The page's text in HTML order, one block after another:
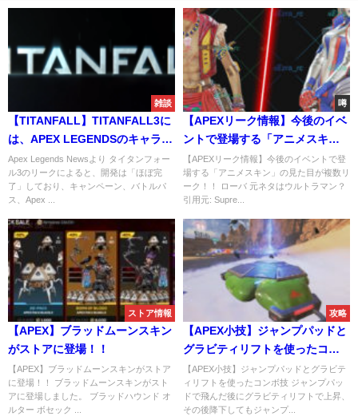
雑談
【TITANFALL】TITANFALL3に
は、APEX LEGENDSのキャラク
ターが登場！来年サービス開
始！？
Apex Legends Newsより タイタンフォー
ル3のリークによると、開発は「ほぼ完
了」しており、キャンペーン、バトルパ
ス、Apex ...
噂
【APEXリーク情報】今後のイベ
ントで登場する「アニメスキ
ン」の見た目が複数リーク！！
【APEXリーク情報】今後のイベントで登
場する「アニメスキン」の見た目が複数リ
ーク！！ ローバ 元ネタはウルトラマン？
引用元: Supre...
ストア情報
【APEX】ブラッドムーンスキン
がストアに登場！！
【APEX】ブラッドムーンスキンがストア
に登場！！ ブラッドムーンスキンがスト
アに登場しました。 ブラッドハウンド オ
ルター ボセック ...
攻略
【APEX小技】ジャンプパッドと
グラビティリフトを使ったコン
ボ技
【APEX小技】ジャンプパッドとグラビテ
ィリフトを使ったコンボ技 ジャンプパッ
ドで飛んだ後にグラビティリフトで上昇、
その後降下してもジャンプ...